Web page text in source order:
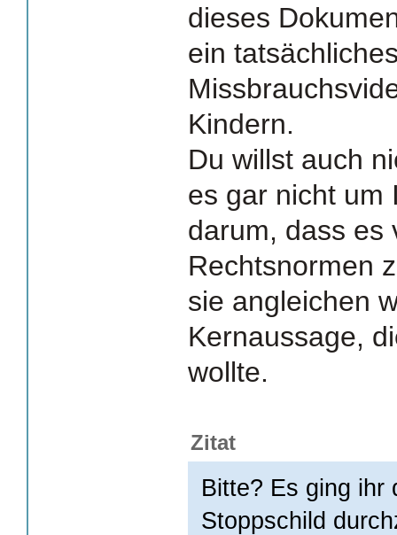
dieses
ein
Kindern.
Du willst auch
es gar nicht um
darum, dass es
Rechtsnormen
sie angleichen
Kernaussage,
wollte.
Zitat
Bitte? Es ging ihr
Stoppschild